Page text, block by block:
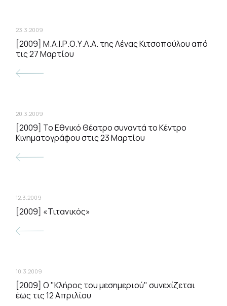
23.3.2009
[2009] Μ.Α.Ι.Ρ.Ο.Υ.Λ.Α. της Λένας Κιτσοπούλου από
τις 27 Μαρτίου
20.3.2009
[2009] To Εθνικό Θέατρο συναντά το Κέντρο
Κινηματογράφου στις 23 Μαρτίου
12.3.2009
[2009] «Τιτανικός»
10.3.2009
[2009] Ο "Κλήρος του μεσημεριού" συνεχίζεται
έως τις 12 Απριλίου